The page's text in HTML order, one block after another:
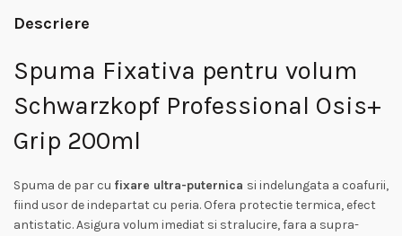
Descriere
Spuma Fixativa pentru volum
Schwarzkopf Professional Osis+
Grip 200ml
Spuma de par cu fixare ultra-puternica si indelungata a coafurii,
fiind usor de indepartat cu peria. Ofera protectie termica, efect
antistatic. Asigura volum imediat si stralucire, fara a supra-